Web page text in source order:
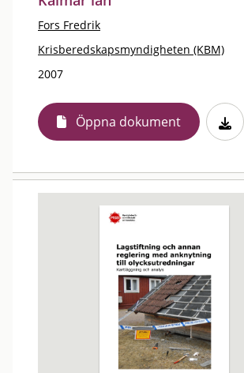
Fors Fredrik
Krisberedskapsmyndigheten (KBM)
2007
Öppna dokument